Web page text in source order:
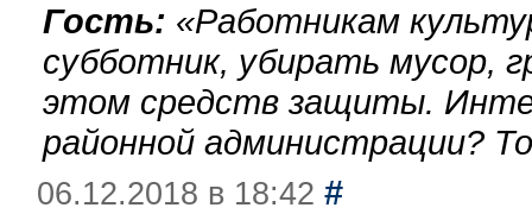
Гость: «Работникам
субботник, убирать мусор,
этом средств защиты.
районной администрации?
06.12.2018 в 18:42 #